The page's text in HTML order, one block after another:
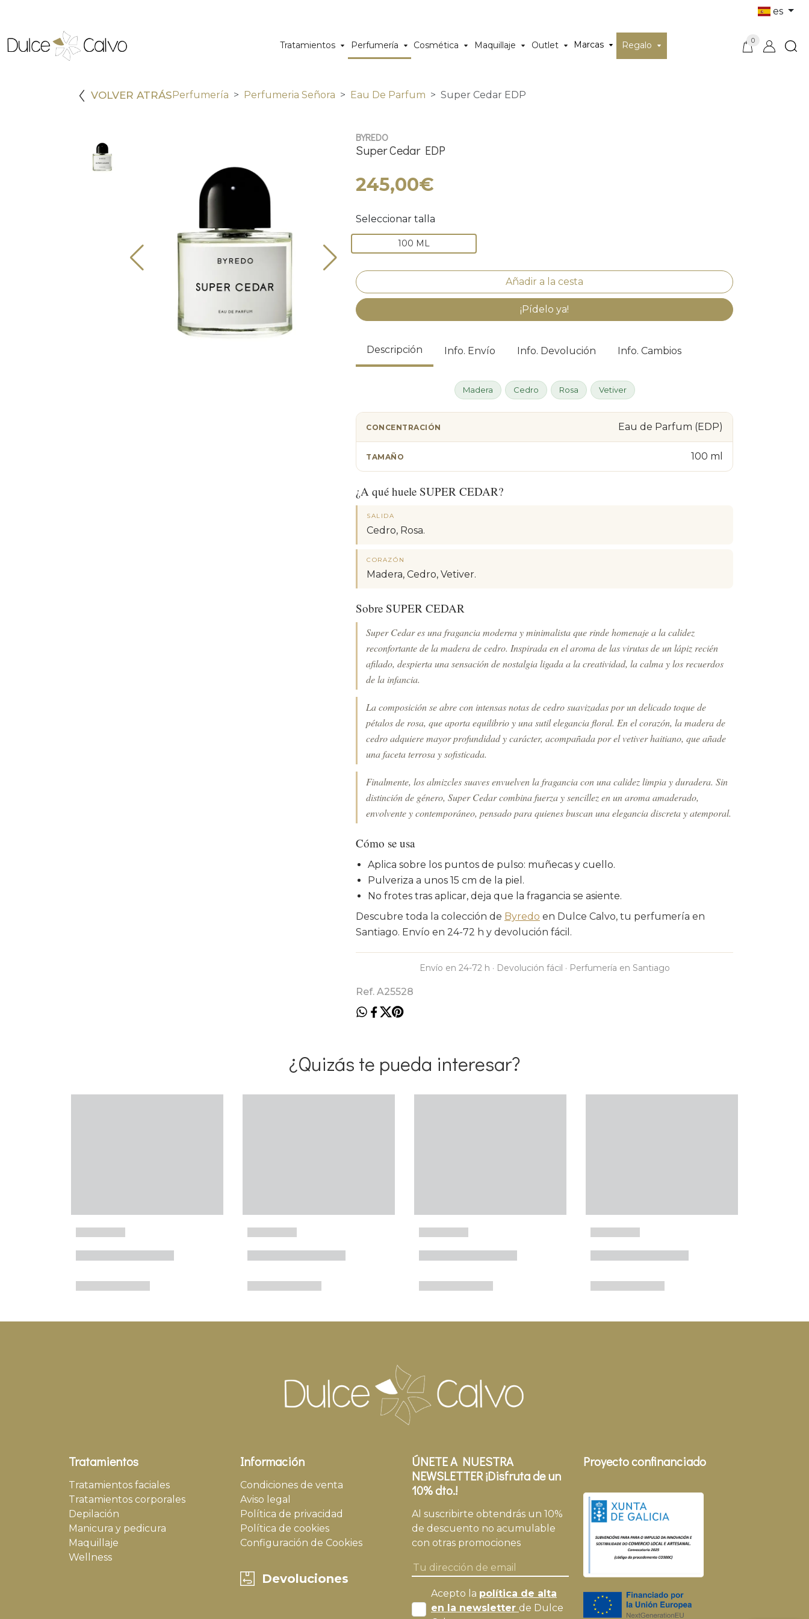
es
Tratamientos Perfumería Cosmética Maquillaje Outlet Marcas Regalo 0
VOLVER ATRÁSPerfumería Perfumeria Señora Eau De Parfum Super Cedar EDP
BYREDO
Super Cedar EDP
245,00€
Seleccionar talla
100 ML
¡Pídelo ya!
Descripción Info. Envío Info. Devolución Info. Cambios
Madera Cedro Rosa Vetiver
CONCENTRACIÓN Eau de Parfum (EDP)
TAMAÑO 100 ml
¿A qué huele SUPER CEDAR?
SALIDA
Cedro, Rosa.
CORAZÓN
Madera, Cedro, Vetiver.
Sobre SUPER CEDAR
Super Cedar es una fragancia moderna y minimalista que rinde homenaje a la calidez
reconfortante de la madera de cedro. Inspirada en el aroma de las virutas de un lápiz recién
afilado, despierta una sensación de nostalgia ligada a la creatividad, la calma y los recuerdos
de la infancia.
La composición se abre con intensas notas de cedro suavizadas por un delicado toque de
pétalos de rosa, que aporta equilibrio y una sutil elegancia floral. En el corazón, la madera de
cedro adquiere mayor profundidad y carácter, acompañada por el vetiver haitiano, que añade
una faceta terrosa y sofisticada.
Finalmente, los almizcles suaves envuelven la fragancia con una calidez limpia y duradera. Sin
distinción de género, Super Cedar combina fuerza y sencillez en un aroma amaderado,
envolvente y contemporáneo, pensado para quienes buscan una elegancia discreta y atemporal.
Cómo se usa
Aplica sobre los puntos de pulso: muñecas y cuello.
Pulveriza a unos 15 cm de la piel.
No frotes tras aplicar, deja que la fragancia se asiente.
Descubre toda la colección de Byredo en Dulce Calvo, tu perfumería en
Santiago. Envío en 24-72 h y devolución fácil.
Envío en 24-72 h · Devolución fácil · Perfumería en Santiago
Ref. A25528
¿Quizás te pueda interesar?
Tratamientos
Tratamientos faciales
Tratamientos corporales
Depilación
Manicura y pedicura
Maquillaje
Wellness
Información
Condiciones de venta
Aviso legal
Política de privacidad
Política de cookies
Configuración de Cookies
Devoluciones
ÚNETE A NUESTRA
NEWSLETTER ¡Disfruta de un
10% dto.!
Al suscribirte obtendrás un 10%
de descuento no acumulable
con otras promociones
Acepto la política de alta
en la newsletter de Dulce
Proyecto confinanciado